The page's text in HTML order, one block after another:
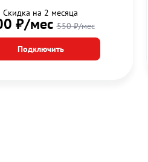
Скидка на 2 месяца
₽/мес550 ₽/мес
Подключить